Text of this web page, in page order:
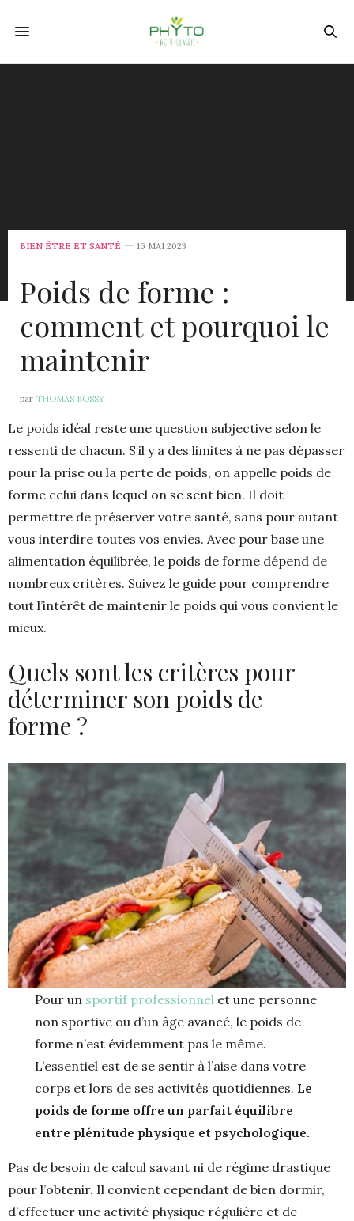
BIEN ÊTRE ET SANTÉ 16 MAI 2023
Poids de forme :
comment et pourquoi le
maintenir
par THOMAS BOSSY
Le poids idéal reste une question subjective selon le
ressenti de chacun. S‘il y a des limites à ne pas dépasser
pour la prise ou la perte de poids, on appelle poids de
forme celui dans lequel on se sent bien. Il doit
permettre de préserver votre santé, sans pour autant
vous interdire toutes vos envies. Avec pour base une
alimentation équilibrée, le poids de forme dépend de
nombreux critères. Suivez le guide pour comprendre
tout l’intérêt de maintenir le poids qui vous convient le
mieux.
Quels sont les critères pour
déterminer son poids de
forme ?
Pour un sportif professionnel et une personne
non sportive ou d’un âge avancé, le poids de
forme n’est évidemment pas le même.
L’essentiel est de se sentir à l’aise dans votre
corps et lors de ses activités quotidiennes. Le
poids de forme offre un parfait équilibre
entre plénitude physique et psychologique.
Pas de besoin de calcul savant ni de régime drastique
pour l’obtenir. Il convient cependant de bien dormir,
d’effectuer une activité physique régulière et de